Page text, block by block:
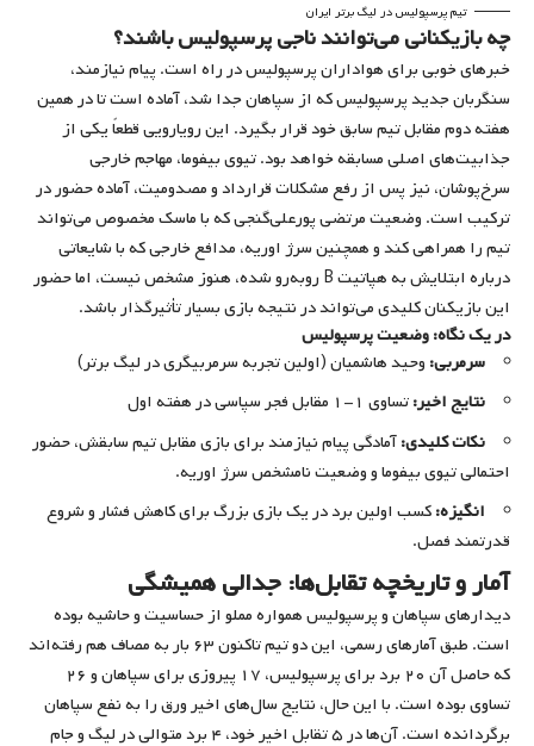
تیم پرسپولیس در لیگ برتر ایران
چه بازیکنانی می‌توانند ناجی پرسپولیس باشند؟
خبرهای خوبی برای هواداران پرسپولیس در راه است. پیام نیازمند،
سنگربان جدید پرسپولیس که از سپاهان جدا شد، آماده است تا در همین
هفته دوم مقابل تیم سابق خود قرار بگیرد. این رویارویی قطعاً یکی از
جذابیت‌های اصلی مسابقه خواهد بود. تیوی بیفوما، مهاجم خارجی
سرخ‌پوشان، نیز پس از رفع مشکلات قرارداد و مصدومیت، آماده حضور در
ترکیب است. وضعیت مرتضی پورعلی‌گنجی که با ماسک مخصوص می‌تواند
تیم را همراهی کند و همچنین سرژ اوریه، مدافع خارجی که با شایعاتی
درباره ابتلایش به هپاتیت B روبه‌رو شده، هنوز مشخص نیست، اما حضور
این بازیکنان کلیدی می‌تواند در نتیجه بازی بسیار تأثیرگذار باشد.
در یک نگاه: وضعیت پرسپولیس
سرمربی: وحید هاشمیان (اولین تجربه سرمربیگری در لیگ برتر)
نتایج اخیر:تساوی ۱-۱ مقابل فجر سپاسی در هفته اول
نکات کلیدی:آمادگی پیام نیازمند برای بازی مقابل تیم سابقش، حضور
احتمالی تیوی بیفوما و وضعیت نامشخص سرژ اوریه.
انگیزه:کسب اولین برد در یک بازی بزرگ برای کاهش فشار و شروع
قدرتمند فصل.
آمار و تاریخچه تقابل‌ها: جدالی همیشگی
دیدارهای سپاهان و پرسپولیس همواره مملو از حساسیت و حاشیه بوده
است. طبق آمارهای رسمی، این دو تیم تاکنون ۶۳ بار به مصاف هم رفته‌اند
که حاصل آن ۲۰ برد برای پرسپولیس، ۱۷ پیروزی برای سپاهان و ۲۶
تساوی بوده است. با این حال، نتایج سال‌های اخیر ورق را به نفع سپاهان
برگردانده است. آن‌ها در ۵ تقابل اخیر خود، ۴ برد متوالی در لیگ و جام